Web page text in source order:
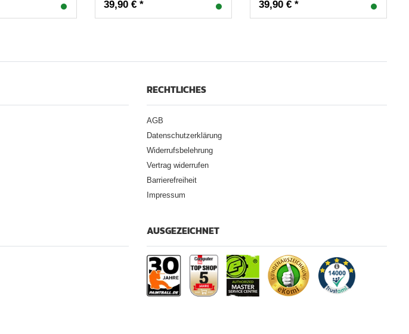
39,90 € * 39,90 € *
RECHTLICHES
AGB
Datenschutzerklärung
Widerrufsbelehrung
Vertrag widerrufen
Barrierefreiheit
Impressum
AUSGEZEICHNET